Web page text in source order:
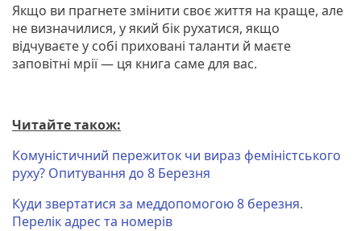
Якщо ви прагнете змінити своє життя на краще, але
не визначилися, у який бік рухатися, якщо
відчуваєте у собі приховані таланти й маєте
заповітні мрії — ця книга саме для вас.
Читайте також:
Комуністичний пережиток чи вираз феміністського
руху? Опитування до 8 Березня
Куди звертатися за меддопомогою 8 березня.
Перелік адрес та номерів